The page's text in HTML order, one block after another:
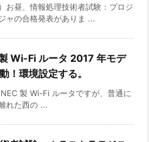
お昼、情報処理技術者試験：プロジ
ャの合格発表がありま ...
Wi-Fi ルータ 2017 年モデ
！環境設定する。
製 Wi-Fi ルータですが、普通に
れた西の ...